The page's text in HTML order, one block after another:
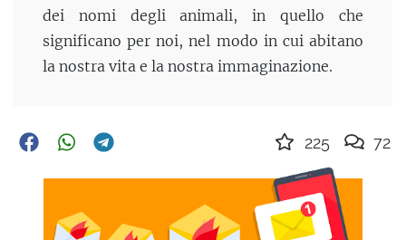
dei nomi degli animali, in quello che
significano per noi, nel modo in cui abitano
la nostra vita e la nostra immaginazione.
225 72